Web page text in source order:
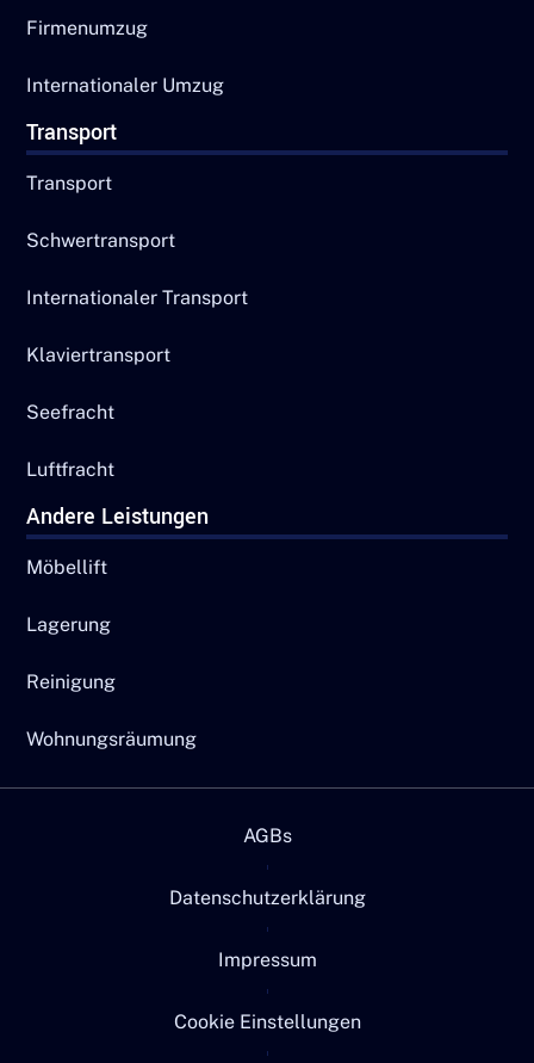
Firmenumzug
Internationaler Umzug
Transport
Transport
Schwertransport
Internationaler Transport
Klaviertransport
Seefracht
Luftfracht
Andere Leistungen
Möbellift
Lagerung
Reinigung
Wohnungsräumung
AGBs
Datenschutzerklärung
Impressum
Cookie Einstellungen